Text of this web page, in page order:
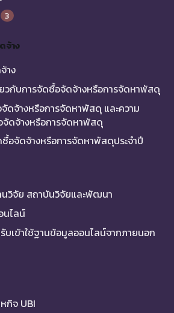
3
จ้าง
าง
วกับการจัดซื้อจัดจ้างหรือการจัดหาพัสดุ
ดจ้างหรือการจัดหาพัสดุ และความ
จัดจ้างหรือการจัดหาพัสดุ
อจัดจ้างหรือการจัดหาพัสดุประจำปี
นวิจัย สถาบันวิจัยและพัฒนา
นไลน์
บเข้าใช้ฐานข้อมูลออนไลน์จากภายนอก
กิจ UBI